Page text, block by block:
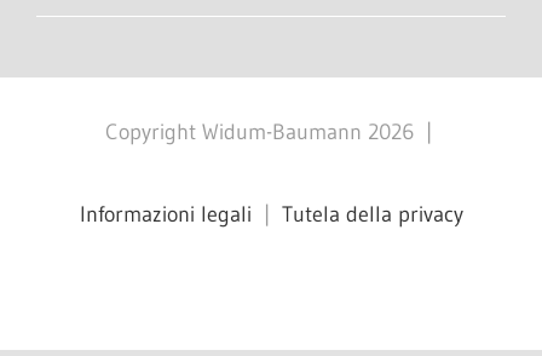
Copyright Widum-Baumann 2026
Informazioni legali Tutela della privacy